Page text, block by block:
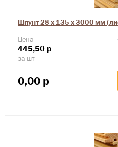
Шпунт 28 х 135 х 3000 мм
Цена
445,50 р
за шт
0,00 р